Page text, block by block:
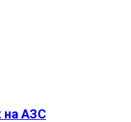
на АЗС